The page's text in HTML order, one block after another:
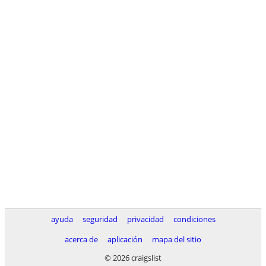
ayuda seguridad privacidad
condiciones
acerca de
aplicación
mapa del sitio
© 2026 craigslist